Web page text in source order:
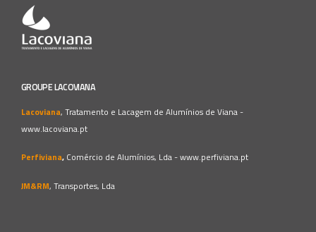
GROUPE LACOVIANA
Lacoviana, Tratamento e Lacagem de Alumínios de Viana -
www.lacoviana.pt
Perfiviana, Comércio de Alumínios, Lda -www.perfiviana.pt
JM&RM, Transportes, Lda